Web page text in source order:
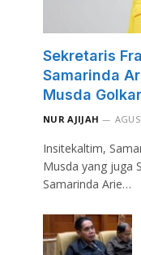
Sekretaris
Samarinda
Musda
NUR AJIJAH
Insitekaltim,
Musda yang juga
Samarinda Arie…